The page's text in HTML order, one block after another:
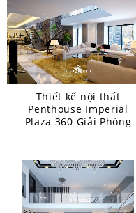
Thiết kế nội thất
Penthouse Imperial
Plaza 360 Giải Phóng